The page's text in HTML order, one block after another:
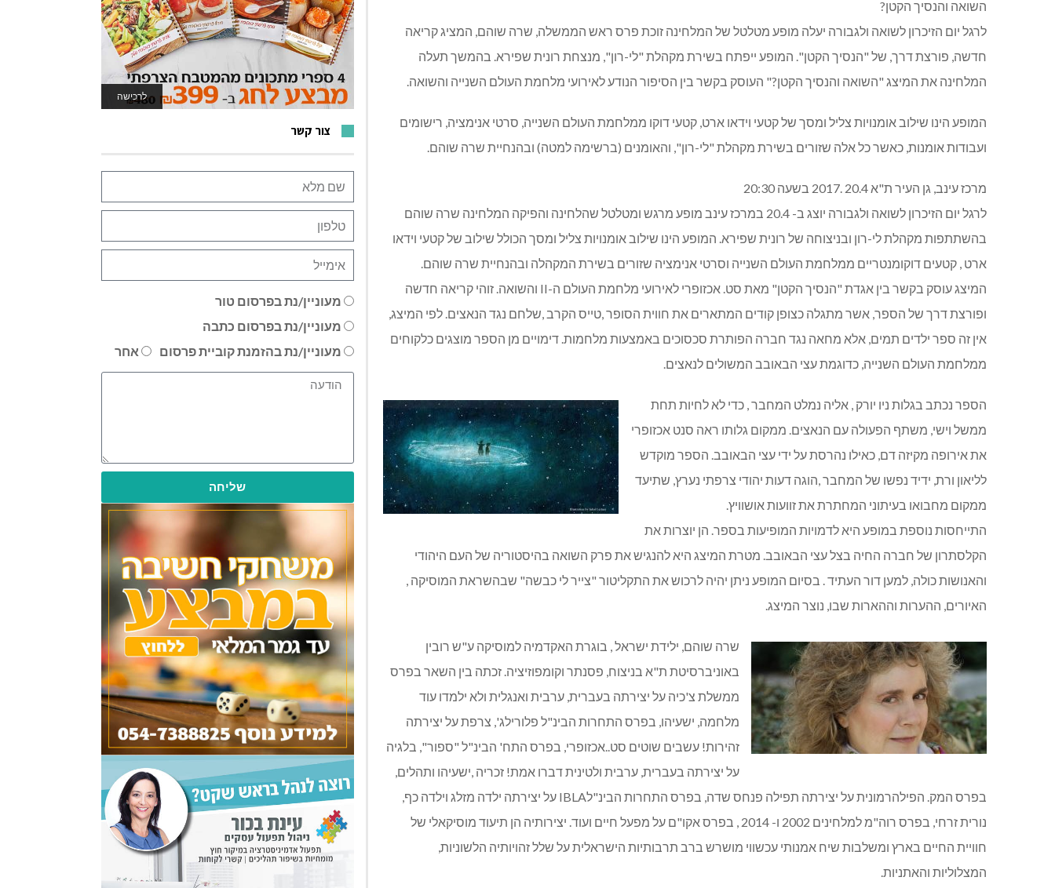
השואה והנסיך הקטן?
לרגל יום הזיכרון לשואה ולגבורה יעלה מופע מטלטל של המלחינה זוכת פרס ראש הממשלה, שרה שוהם, המציג קריאה
חדשה, פורצת דרך, של "הנסיך הקטן". המופע ייפתח בשירת מקהלת "לי-רון", מנצחת רונית שפירא. בהמשך תעלה
המלחינה את המיצג "השואה והנסיך הקטן?" העוסק בקשר בין הסיפור הנודע לאירועי מלחמת העולם השנייה והשואה.
המופע הינו שילוב אומנויות צליל ומסך של קטעי וידאו ארט, קטעי דוקו ממלחמת העולם השנייה, סרטי אנימציה, רישומים
ועבודות אומנות, כאשר כל אלה שזורים בשירת מקהלת "לי-רון", והאומנים (ברשימה למטה) ובהנחיית שרה שוהם.
מרכז עינב, גן העיר ת"א 20.4 .2017 בשעה 20:30
לרגל יום הזיכרון לשואה ולגבורה יוצג ב- 20.4 במרכז עינב מופע מרגש ומטלטל שהלחינה והפיקה המלחינה שרה שוהם
בהשתתפות מקהלת לי-רון ובניצוחה של רונית שפירא. המופע הינו שילוב אומנויות צליל ומסך הכולל שילוב של קטעי וידאו
ארט , קטעים דוקומנטריים ממלחמת העולם השנייה וסרטי אנימציה שזורים בשירת המקהלה ובהנחיית שרה שוהם.
המיצג עוסק בקשר בין אגדת "הנסיך הקטן" מאת סט. אכזופרי לאירועי מלחמת העולם ה-II והשואה. זוהי קריאה חדשה
ופורצת דרך של הספר, אשר מתגלה כצופן קודים המתארים את חווית הסופר ,טייס הקרב ,שלחם נגד הנאצים. לפי המיצג,
אין זה ספר ילדים תמים, אלא מחאה נגד חברה הפותרת סכסוכים באמצעות מלחמות. דימויים מן הספר מוצגים כלקוחים
ממלחמת העולם השנייה, כדוגמת עצי הבאובב המשולים לנאצים.
הספר נכתב בגלות ניו יורק , אליה נמלט המחבר , כדי לא לחיות תחת
ממשל וישי, משתף הפעולה עם הנאצים. ממקום גלותו ראה סנט אכזופרי
את אירופה מקיזה דם, כאילו נהרסת על ידי עצי הבאובב. הספר מוקדש
לליאון ורת, ידיד נפשו של המחבר ,הוגה דעות יהודי צרפתי נערץ, שתיעד
ממקום מחבואו בעיתוני המחתרת את זוועות אושוויץ.
התייחסות נוספת במופע היא לדמויות המופיעות בספר. הן יוצרות את
הקלסתרון של חברה החיה בצל עצי הבאובב. מטרת המיצג היא להנגיש את פרק השואה בהיסטוריה של העם היהודי
והאנושות כולה, למען דור העתיד . בסיום המופע ניתן יהיה לרכוש את התקליטור "צייר לי כבשה" שבהשראת המוסיקה ,
האיורים, ההערות וההארות שבו, נוצר המיצג.
שרה שוהם, ילידת ישראל , בוגרת האקדמיה למוסיקה ע"ש רובין
באוניברסיטת ת"א בניצוח, פסנתר וקומפוזיציה. זכתה בין השאר בפרס
ממשלת צ'כיה על יצירתה בעברית, ערבית ואנגלית ולא ילמדו עוד
מלחמה, ישעיהו, בפרס התחרות הבינ"ל פלורילג', צרפת על יצירתה
זהירות! עשבים שוטים סט..אכזופרי, בפרס התח' הבינ"ל "ספור", בלגיה
על יצירתה בעברית, ערבית ולטינית דברו אמת! זכריה ,ישעיהו ותהלים,
בפרס המק. הפילהרמונית על יצירתה תפילה פנחס שדה, בפרס התחרות הבינ"לIBLA על יצירתה ילדה מזלג וילדה כף,
נורית זרחי, בפרס רוה"מ למלחינים 2002 ו- 2014 , בפרס אקו"ם על מפעל חיים ועוד. יצירותיה הן תיעוד מוסיקאלי של
חוויית החיים בארץ ומשלבות שיח אמנותי עכשווי מושרש ברב תרבותיות הישראלית על שלל זהויותיה הלשוניות,
המצלוליות והאתניות.
לרכישה
לאתר המשחקים
צור קשר
מעוניין/נת בפרסום טור
מעוניין/נת בפרסום כתבה
מעוניין/נת בהזמנת קוביית פרסום
אחר
שליחה